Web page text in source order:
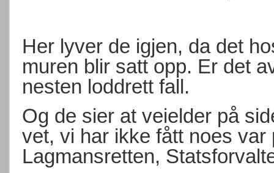
Her lyver de igjen, da det
muren blir satt opp. Er det
nesten loddrett fall.
Og de sier at veielder på
vet, vi har ikke fått noes
Lagmansretten,